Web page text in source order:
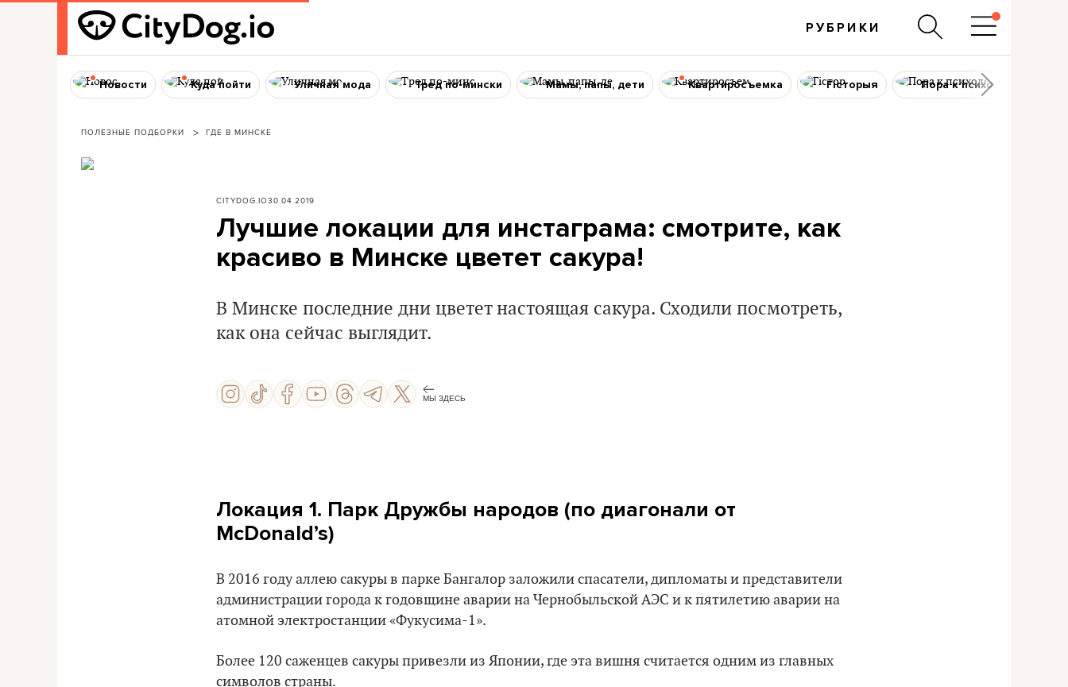
РУБРИКИ
Новости Куда пойти Уличная мода Тред по-мински Мамы, папы, дети Квартиросъемка Гісторыя Пора к психологу
ПОЛЕЗНЫЕ ПОДБОРКИ ГДЕ В МИНСКЕ
CITYDOG.IO30.04.2019
Лучшие локации для инстаграма: смотрите, как
красиво в Минске цветет сакура!
В Минске последние дни цветет настоящая сакура. Сходили посмотреть,
как она сейчас выглядит.
МЫ ЗДЕСЬ
Локация 1. Парк Дружбы народов (по диагонали от
McDonald’s)
В 2016 году аллею сакуры в парке Бангалор заложили спасатели, дипломаты и представители
администрации города к годовщине аварии на Чернобыльской АЭС и к пятилетию аварии на
атомной электростанции «Фукусима-1».
Более 120 саженцев сакуры привезли из Японии, где эта вишня считается одним из главных
символов страны.